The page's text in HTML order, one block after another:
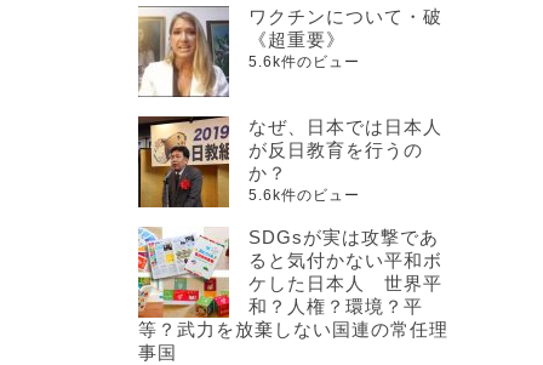
ワクチンについて・破
《超重要》
5.6k件のビュー
なぜ、日本では日本人
が反日教育を行うの
か？
5.6k件のビュー
SDGsが実は攻撃であ
ると気付かない平和ボ
ケした日本人 世界平
和？人権？環境？平
等？武力を放棄しない国連の常任理
事国